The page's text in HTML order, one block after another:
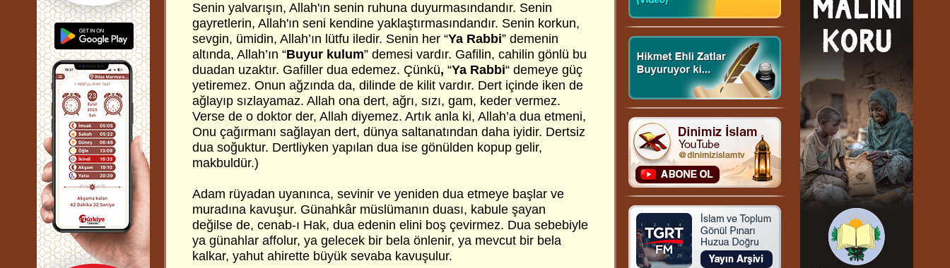
Senin yalvarışın, Allah'ın senin ruhuna duyurmasındandır. Senin
gayretlerin, Allah'ın seni kendine yaklaştırmasındandır. Senin korkun,
sevgin, ümidin, Allah’ın lütfu iledir. Senin her “Ya Rabbi” demenin
altında, Allah’ın “Buyur kulum” demesi vardır. Gafilin, cahilin gönlü bu
duadan uzaktır. Gafiller dua edemez. Çünkü, “Ya Rabbi“ demeye güç
yetiremez. Onun ağzında da, dilinde de kilit vardır. Dert içinde iken de
ağlayıp sızlayamaz. Allah ona dert, ağrı, sızı, gam, keder vermez.
Verse de o doktor der, Allah diyemez. Artık anla ki, Allah’a dua etmeni,
Onu çağırmanı sağlayan dert, dünya saltanatından daha iyidir. Dertsiz
dua soğuktur. Dertliyken yapılan dua ise gönülden kopup gelir,
makbuldür.)
Adam rüyadan uyanınca, sevinir ve yeniden dua etmeye başlar ve
muradına kavuşur. Günahkâr müslümanın duası, kabule şayan
değilse de, cenab-ı Hak, dua edenin elini boş çevirmez. Dua sebebiyle
ya günahlar affolur, ya gelecek bir bela önlenir, ya mevcut bir bela
kalkar, yahut ahirette büyük sevaba kavuşulur.